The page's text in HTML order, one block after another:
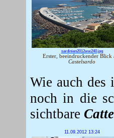
sardinien2012ww240.jpg
Erster, beeindruckender Blick
Castelsardo
Wie auch des
noch in die
sichtbare
11.09.2012 13:24